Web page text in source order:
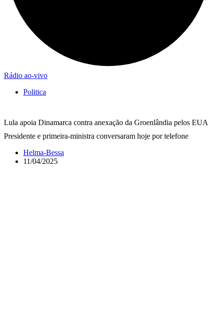
Rádio ao-vivo
Politica
Lula apoia Dinamarca contra anexação da Groenlândia pelos EUA
Presidente e primeira-ministra conversaram hoje por telefone
Helma-Bessa
11/04/2025